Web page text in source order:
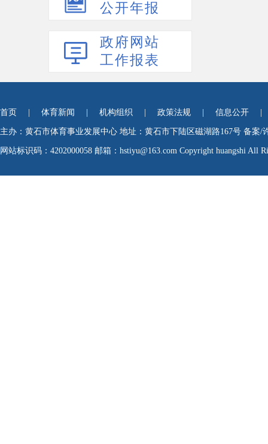
公开年报
政府网站
工作报表
首页 体育新闻 机构组织 政策法规 信息公开
主办：黄石市体育事业发展中心 地址：黄石市下陆区磁湖路167号 备案/
网站标识码：4202000058 邮箱：hstiyu@163.com Copyright huangshi All